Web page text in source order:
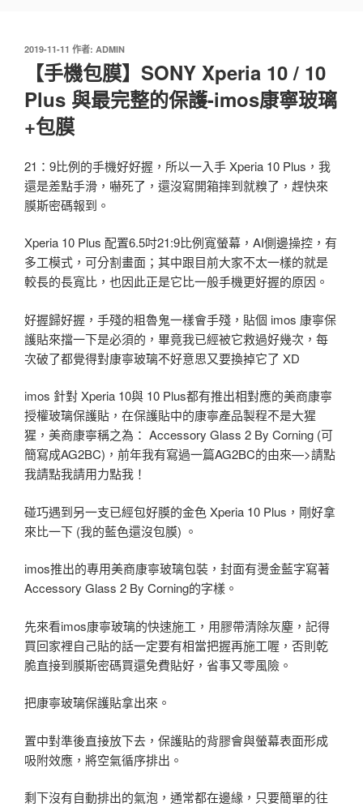
發
2019-11-11 作者: ADMIN
【手機包膜】SONY Xperia 10 / 10
Plus 與最完整的保護-imos康寧玻璃
+包膜
21：9比例的手機好好握，所以一入手 Xperia 10 Plus，我
還是差點手滑，嚇死了，還沒寫開箱摔到就糗了，趕快來
膜斯密碼報到。
Xperia 10 Plus 配置6.5吋21:9比例寬螢幕，AI側邊操控，有
多工模式，可分割畫面；其中跟目前大家不太一樣的就是
較長的長寬比，也因此正是它比一般手機更好握的原因。
好握歸好握，手殘的粗魯鬼一樣會手殘，貼個 imos 康寧保
護貼來擋一下是必須的，畢竟我已經被它救過好幾次，每
次破了都覺得對康寧玻璃不好意思又要換掉它了 XD
imos 針對 Xperia 10與 10 Plus都有推出相對應的美商康寧
授權玻璃保護貼，在保護貼中的康寧產品製程不是大猩
猩，美商康寧稱之為： Accessory Glass 2 By Corning (可
簡寫成AG2BC)，前年我有寫過一篇AG2BC的由來—>請點
我請點我請用力點我！
碰巧遇到另一支已經包好膜的金色 Xperia 10 Plus，剛好拿
來比一下 (我的藍色還沒包膜) 。
imos推出的專用美商康寧玻璃包裝，封面有燙金藍字寫著
Accessory Glass 2 By Corning的字樣。
先來看imos康寧玻璃的快速施工，用膠帶清除灰塵，記得
買回家裡自己貼的話一定要有相當把握再施工喔，否則乾
脆直接到膜斯密碼買還免費貼好，省事又零風險。
把康寧玻璃保護貼拿出來。
置中對準後直接放下去，保護貼的背膠會與螢幕表面形成
吸附效應，將空氣循序排出。
剩下沒有自動排出的氣泡，通常都在邊緣，只要簡單的往